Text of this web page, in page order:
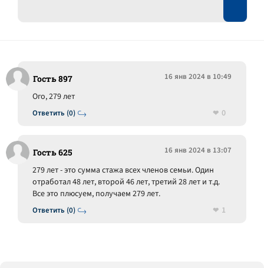
Гость 897 16 янв 2024 в 10:49
Ответить (0)
Ого, 279 лет
0
Гость 625 16 янв 2024 в 13:07
Ответить (0)
279 лет - это сумма стажа всех членов семьи. Один
отработал 48 лет, второй 46 лет, третий 28 лет и т.д.
Все это плюсуем, получаем 279 лет.
1